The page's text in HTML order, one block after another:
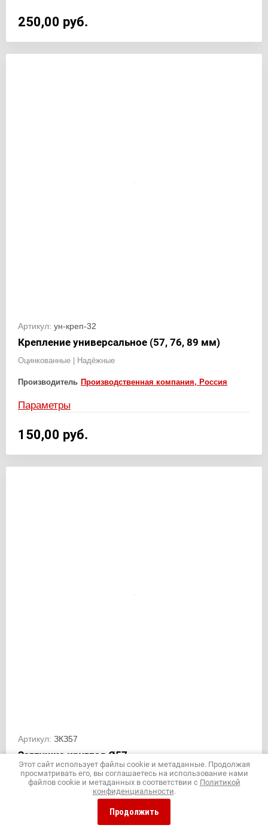
250,00 руб.
Артикул: ун-креп-32
Крепление универсальное (57, 76, 89 мм)
Оцинкованные | Надёжные
Производитель Производственная компания, Россия
Параметры
150,00 руб.
Артикул: ЗКЗ57
Заглушка круглая Ø57
Долговечность | Простой монтаж
Производственная компания, Россия
Этот сайт использует файлы cookie и метаданные. Продолжая
просматривать его, вы соглашаетесь на использование нами
файлов cookie и метаданных в соответствии с Политикой
конфиденциальности.
Продолжить